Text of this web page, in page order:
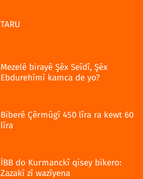
TARU
Mezelê birayê Şêx Seîdî, Şêx
Ebdurehîmî kamca de yo?
Biberê Çêrmûgî 450 lîra ra kewt 60
lîra
İBB do Kurmanckî qisey bikero:
Zazakî zî wazîyena